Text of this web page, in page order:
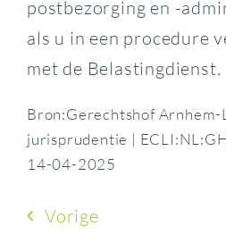
postbezorging en -
als u in een procedure
met de Belastingdienst.
Bron:Gerechtshof Arnhem-
jurisprudentie |
14-04-2025
Vorige